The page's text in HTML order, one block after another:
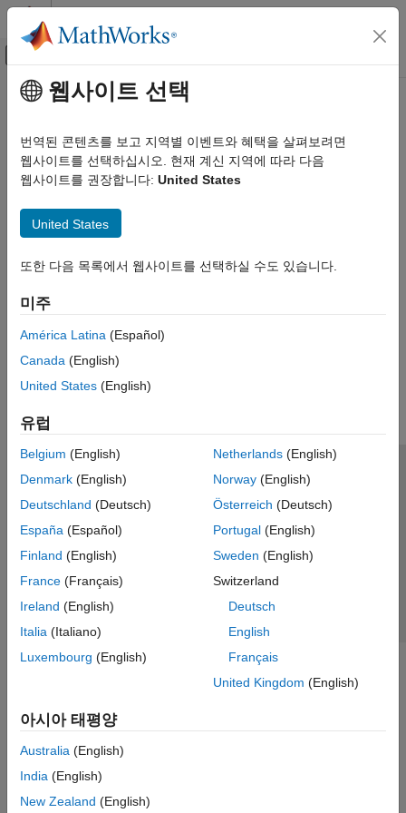
콘텐츠로 바로 가기
오프캔버스 탐색 메뉴 토글
문서 홈
FPGA, ASIC, and SoC Development
주요 콘텐츠
웹사이트 선택
번역된 콘텐츠를 보고 지역별 이벤트와 혜택을 살펴보려면
웹사이트를 선택하십시오. 현재 계신 지역에 따라 다음
웹사이트를 권장합니다: United States
United States
또한 다음 목록에서 웹사이트를 선택하실 수도 있습니다.
미주
América Latina (Español)
Canada (English)
United States (English)
유럽
Belgium (English)
Denmark (English)
Deutschland (Deutsch)
España (Español)
Finland (English)
France (Français)
Ireland (English)
Italia (Italiano)
Luxembourg (English)
Netherlands(English)
Norway(English)
Österreich (Deutsch)
Portugal(English)
Sweden (English)
Switzerland
Deutsch
English
Français
United Kingdom (English)
아시아 태평양
Australia (English)
India (English)
New Zealand (English)
신뢰 센터 등록 상표 개인정보 취급방침
불법 복제 방지
애플리케이션 상태
© 1994-2026 The MathWorks, Inc.